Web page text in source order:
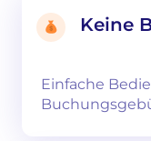
Keine
Einfache